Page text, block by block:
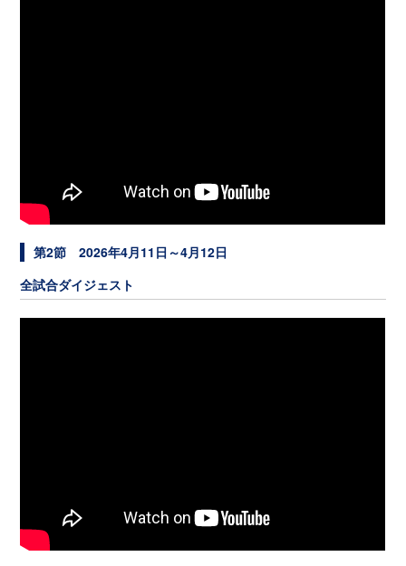
第2節 2026年4月11日～4月12日
全試合ダイジェスト